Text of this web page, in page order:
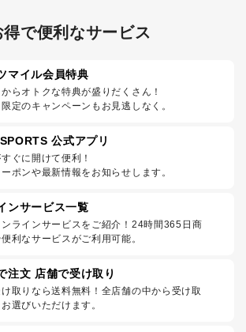
得で便利なサービス
マイル会員特典
らオトクな特典が盛りだくさん！
定のキャンペーンもお見逃しなく。
公式アプリ
ぐに開けて便利！
ポンや最新情報をお知らせします。
ンサービス一覧
ラインサービスをご紹介！24時間365日商
利なサービスがご利用可能。
注文 店舗で受け取り
け取りなら送料無料！全店舗の中から受け取
選びいただけます。